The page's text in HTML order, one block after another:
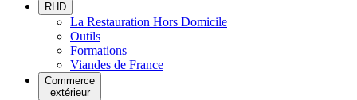
RHD
La Restauration Hors Domicile
Outils
Formations
Viandes de France
Commerce
extérieur